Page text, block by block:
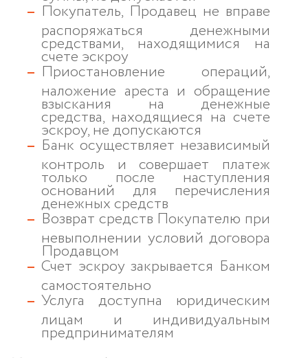
Покупатель, Продавец не вправе
распоряжаться денежными
средствами, находящимися на
счете эскроу
Приостановление операций,
наложение ареста и обращение
взыскания на денежные
средства, находящиеся на счете
эскроу, не допускаются
Банк осуществляет независимый
контроль и совершает платеж
только после наступления
оснований для перечисления
денежных средств
Возврат средств Покупателю при
невыполнении условий договора
Продавцом
Счет эскроу закрывается Банком
самостоятельно
Услуга доступна юридическим
лицам и индивидуальным
предпринимателям